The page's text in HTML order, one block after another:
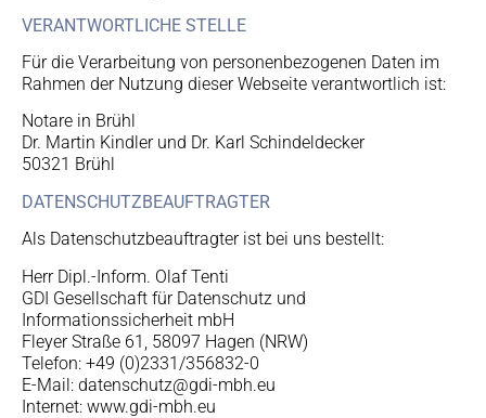
VERANTWORTLICHE STELLE
Für die Verarbeitung von personenbezogenen Daten im
Rahmen der Nutzung dieser Webseite verantwortlich ist:
Notare in Brühl
Dr. Martin Kindler und Dr. Karl Schindeldecker
50321 Brühl
DATENSCHUTZBEAUFTRAGTER
Als Datenschutzbeauftragter ist bei uns bestellt:
Herr Dipl.-Inform. Olaf Tenti
GDI Gesellschaft für Datenschutz und
Informationssicherheit mbH
Fleyer Straße 61, 58097 Hagen (NRW)
Telefon: +49 (0)2331/356832-0
E-Mail: datenschutz@gdi-mbh.eu
Internet: www.gdi-mbh.eu